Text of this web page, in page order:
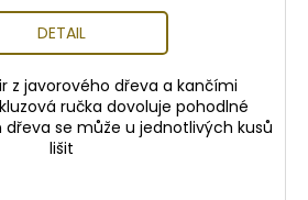
DETAIL
z javorového dřeva a kančími
ručka dovoluje pohodlné
se může u jednotlivých kusů
lišit